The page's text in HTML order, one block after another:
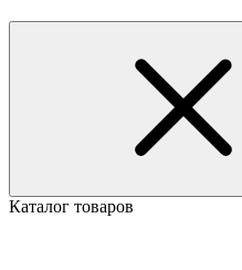
Каталог товаров